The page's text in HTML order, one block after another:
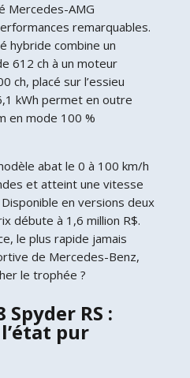
Mercedes-AMG
remarquables.
hybride combine un
612 ch à un moteur
ch, placé sur l’essieu
kWh permet en outre
en mode 100 %
abat le 0 à 100 km/h
et atteint une vitesse
en versions deux
débute à 1,6 million R$.
le plus rapide jamais
de Mercedes-Benz,
le trophée ?
Spyder RS :
pur